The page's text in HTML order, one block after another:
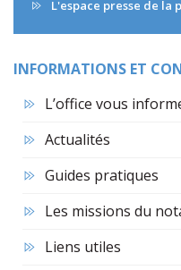
L'espace presse de la
INFORMATIONS ET
L’office vous
Actualités
Guides pratiques
Les missions du
Liens utiles